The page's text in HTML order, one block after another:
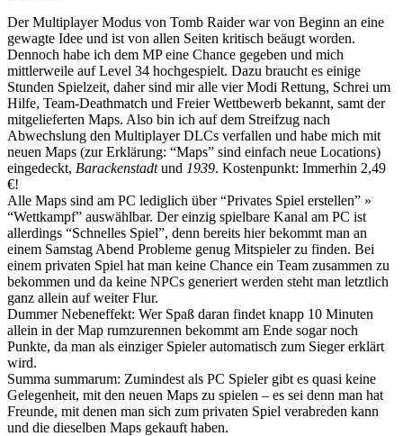
Der Multiplayer Modus von Tomb Raider war von Beginn an eine
gewagte Idee und ist von allen Seiten kritisch beäugt worden.
Dennoch habe ich dem MP eine Chance gegeben und mich
mittlerweile auf Level 34 hochgespielt. Dazu braucht es einige
Stunden Spielzeit, daher sind mir alle vier Modi Rettung, Schrei um
Hilfe, Team-Deathmatch und Freier Wettbewerb bekannt, samt der
mitgelieferten Maps. Also bin ich auf dem Streifzug nach
Abwechslung den Multiplayer DLCs verfallen und habe mich mit
neuen Maps (zur Erklärung: “Maps” sind einfach neue Locations)
eingedeckt, Barackenstadtund 1939. Kostenpunkt: Immerhin 2,49
€!
Alle Maps sind am PC lediglich über “Privates Spiel erstellen” »
“Wettkampf” auswählbar. Der einzig spielbare Kanal am PC ist
allerdings “Schnelles Spiel”, denn bereits hier bekommt man an
einem Samstag Abend Probleme genug Mitspieler zu finden. Bei
einem privaten Spiel hat man keine Chance ein Team zusammen zu
bekommen und da keine NPCs generiert werden steht man letztlich
ganz allein auf weiter Flur.
Dummer Nebeneffekt: Wer Spaß daran findet knapp 10 Minuten
allein in der Map rumzurennen bekommt am Ende sogar noch
Punkte, da man als einziger Spieler automatisch zum Sieger erklärt
wird.
Summa summarum: Zumindest als PC Spieler gibt es quasi keine
Gelegenheit, mit den neuen Maps zu spielen – es sei denn man hat
Freunde, mit denen man sich zum privaten Spiel verabreden kann
und die dieselben Maps gekauft haben.